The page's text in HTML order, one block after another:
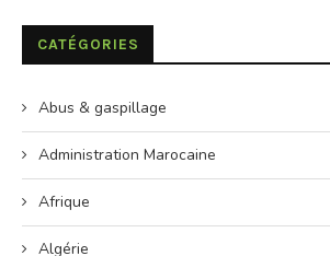
CATÉGORIES
Abus & gaspillage
Administration Marocaine
Afrique
Algérie